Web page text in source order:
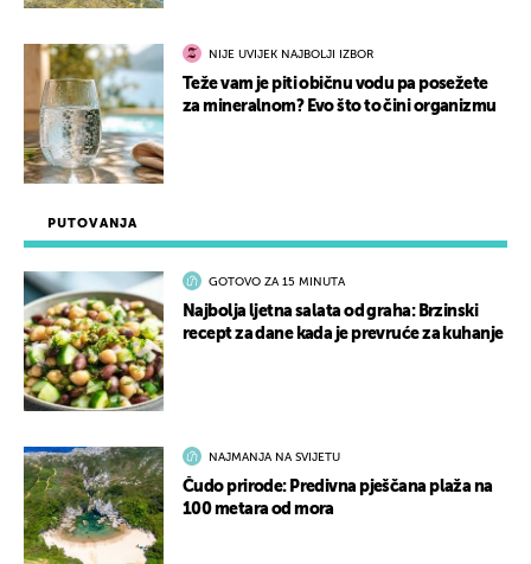
PUTOVANJA
GOTOVO ZA 15 MINUTA
Najbolja ljetna salata od graha: Brzinski
recept za dane kada je prevruće za kuhanje
NAJMANJA NA SVIJETU
Čudo prirode: Predivna pješčana plaža na
100 metara od mora
NIJE UVIJEK NAJBOLJI IZBOR
Teže vam je piti običnu vodu pa posežete
za mineralnom? Evo što to čini organizmu